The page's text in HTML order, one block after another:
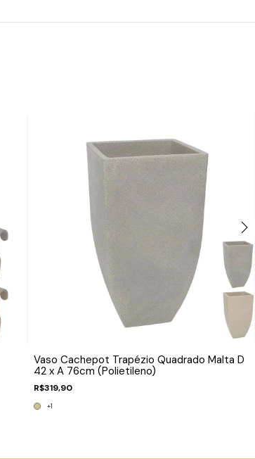
Vaso Cachepot Trapézio Quadrado Malta D
42 x A 76cm (Polietileno)
R$319,90
+1